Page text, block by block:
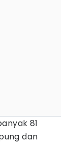
81
dan